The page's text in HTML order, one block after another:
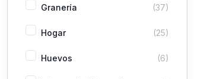
Granería (37)
Hogar (25)
Huevos (6)